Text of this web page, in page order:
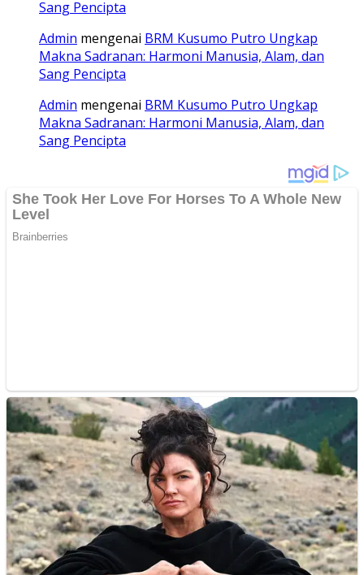
Sang Pencipta
Admin mengenai BRM Kusumo Putro Ungkap
Makna Sadranan: Harmoni Manusia, Alam, dan
Sang Pencipta
Admin mengenai BRM Kusumo Putro Ungkap
Makna Sadranan: Harmoni Manusia, Alam, dan
Sang Pencipta